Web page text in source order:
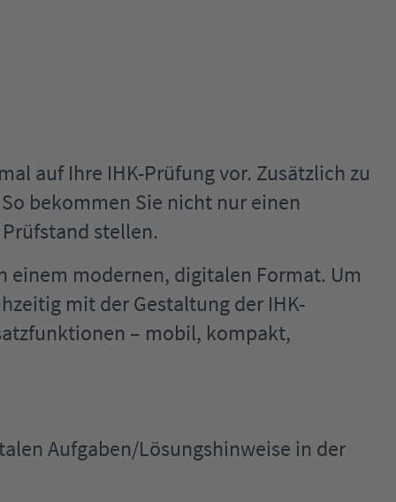
auf Ihre IHK-Prüfung vor. Zusätzlich zu
bekommen Sie nicht nur einen
stellen.
einem modernen, digitalen Format. Um
mit der Gestaltung der IHK-
– mobil, kompakt,
Aufgaben/Lösungshinweise in der